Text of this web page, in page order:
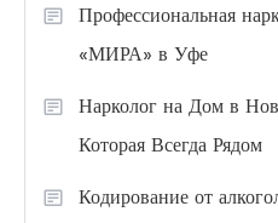
Профессиональная
«МИРА» в Уфе
Нарколог на Дом в
Которая Всегда Рядом
Кодирование от